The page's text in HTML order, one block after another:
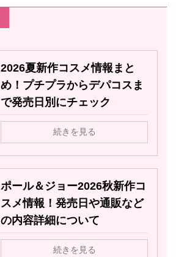
2026夏新作コスメ情報まと
め！プチプラからデパコスま
で発売日別にチェック
続きを見る
ポール＆ジョー2026秋新作コ
スメ情報！発売日や通販など
の内容詳細について
続きを見る